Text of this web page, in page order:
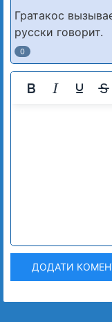
Гратакос
русски говорит.
0
ДОДАТИ